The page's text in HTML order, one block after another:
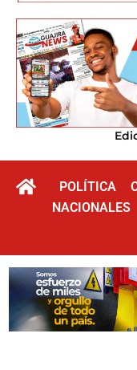
POLÍTICA
NACIONALES